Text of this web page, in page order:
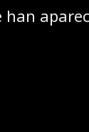
han